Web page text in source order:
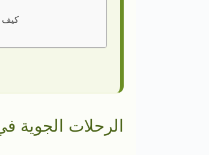
كيف
الرحلات الجوية